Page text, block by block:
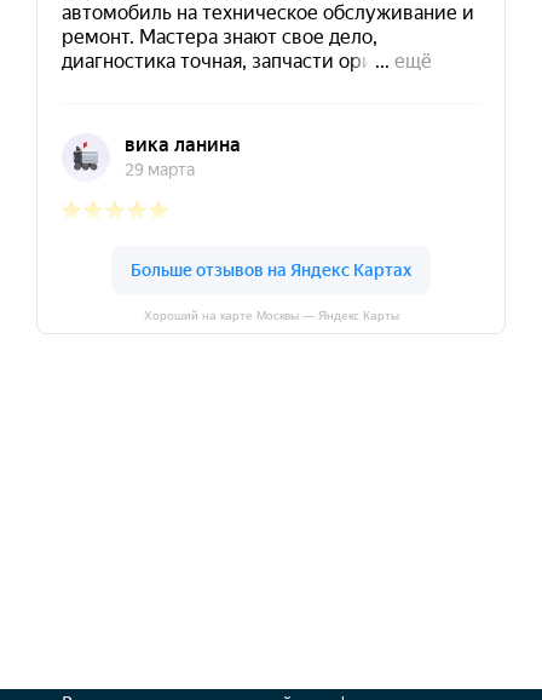
Хороший на карте Москвы — Яндекс Карты